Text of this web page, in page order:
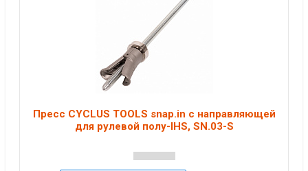
Пресс CYCLUS TOOLS snap.in с направляющей
для рулевой полу-IHS, SN.03-S